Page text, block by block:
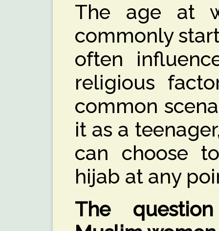
The age at
commonly
often
religious
common
it as a
can choose
hijab at any
The